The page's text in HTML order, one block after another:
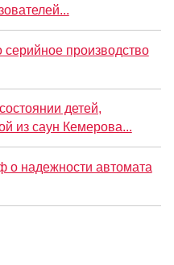
серийное производство
детей,
из саун Кемерова...
о надежности автомата